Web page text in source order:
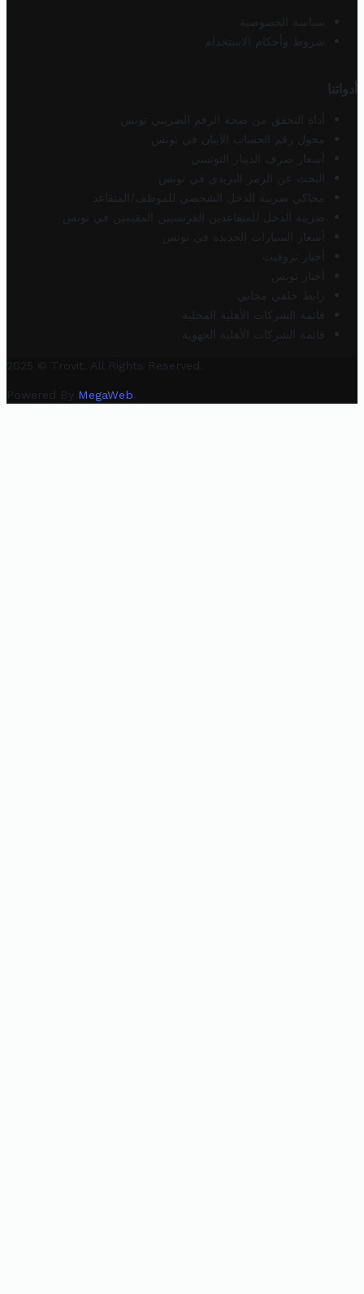
سياسة الخصوصية
شروط وأحكام الاستخدام
أدواتنا
أداة التحقق من صحة الرقم الضريبي تونس
محول رقم الحساب الآيبان في تونس
أسعار صرف الدينار التونسي
البحث عن الرمز البريدي في تونس
محاكي ضريبة الدخل الشخصي للموظف/المتقاعد
ضريبة الدخل للمتقاعدين الفرنسيين المقيمين في تونس
أسعار السيارات الجديدة في تونس
أخبار تروفيت
أخبار تونس
رابط خلفي مجاني
قائمة الشركات الأهلية المحلية
قائمة الشركات الأهلية الجهوية
2025 © Trovit. All Rights Reserved.
Powered By MegaWeb